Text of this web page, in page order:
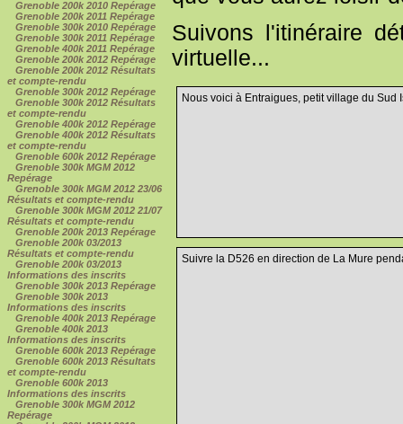
Grenoble 200k 2010 Repérage
Grenoble 200k 2011 Repérage
Grenoble 300k 2010 Repérage
Grenoble 300k 2011 Repérage
Grenoble 400k 2011 Repérage
Grenoble 200k 2012 Repérage
Grenoble 200k 2012 Résultats
et compte-rendu
Grenoble 300k 2012 Repérage
Grenoble 300k 2012 Résultats
et compte-rendu
Grenoble 400k 2012 Repérage
Grenoble 400k 2012 Résultats
et compte-rendu
Grenoble 600k 2012 Repérage
Grenoble 300k MGM 2012
Repérage
Grenoble 300k MGM 2012 23/06
Résultats et compte-rendu
Grenoble 300k MGM 2012 21/07
Résultats et compte-rendu
Grenoble 200k 2013 Repérage
Grenoble 200k 03/2013
Résultats et compte-rendu
Grenoble 200k 03/2013
Informations des inscrits
Grenoble 300k 2013 Repérage
Grenoble 300k 2013
Informations des inscrits
Grenoble 400k 2013 Repérage
Grenoble 400k 2013
Informations des inscrits
Grenoble 600k 2013 Repérage
Grenoble 600k 2013 Résultats
et compte-rendu
Grenoble 600k 2013
Informations des inscrits
Grenoble 300k MGM 2012
Repérage
Suivons l'itinéraire
virtuelle...
Nous voici à Entraigues, petit village du Sud
Suivre la D526 en direction de La Mure